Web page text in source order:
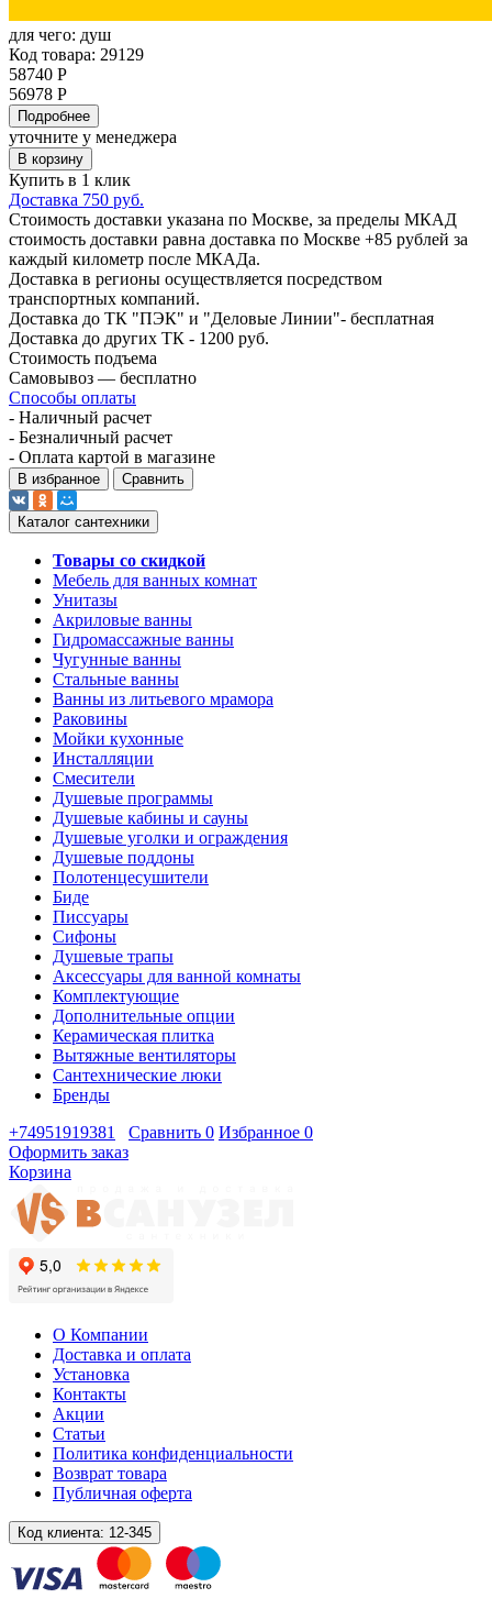
для чего: душ
Код товара: 29129
58740 Р
56978 Р
Подробнее
уточните у менеджера
В корзину
Купить в 1 клик
Доставка 750 руб.
Стоимость доставки указана по Москве, за пределы МКАД
стоимость доставки равна доставка по Москве +85 рублей за
каждый километр после МКАДа.
Доставка в регионы осуществляется посредством
транспортных компаний.
Доставка до ТК "ПЭК" и "Деловые Линии"- бесплатная
Доставка до других ТК - 1200 руб.
Стоимость подъема
Самовывоз — бесплатно
Способы оплаты
- Наличный расчет
- Безналичный расчет
- Оплата картой в магазине
В избранное Сравнить
Каталог сантехники
Товары со скидкой
Мебель для ванных комнат
Унитазы
Акриловые ванны
Гидромассажные ванны
Чугунные ванны
Стальные ванны
Ванны из литьевого мрамора
Раковины
Мойки кухонные
Инсталляции
Смесители
Душевые программы
Душевые кабины и сауны
Душевые уголки и ограждения
Душевые поддоны
Полотенцесушители
Биде
Писсуары
Сифоны
Душевые трапы
Аксессуары для ванной комнаты
Комплектующие
Дополнительные опции
Керамическая плитка
Вытяжные вентиляторы
Сантехнические люки
Бренды
+74951919381
Сравнить 0 Избранное 0
Оформить заказ
Корзина
О Компании
Доставка и оплата
Установка
Контакты
Акции
Статьи
Политика конфиденциальности
Возврат товара
Публичная оферта
Код клиента: 12-345